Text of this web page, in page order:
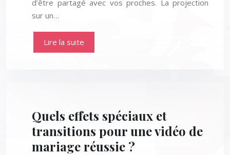
d’être partagé avec vos proches. La projection
sur un…
Lire la suite
Quels effets spéciaux et
transitions pour une vidéo de
mariage réussie ?